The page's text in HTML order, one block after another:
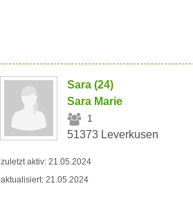
Sara (24)
Sara Marie
1
51373 Leverkusen
zuletzt aktiv: 21.05.2024
aktualisiert: 21.05.2024